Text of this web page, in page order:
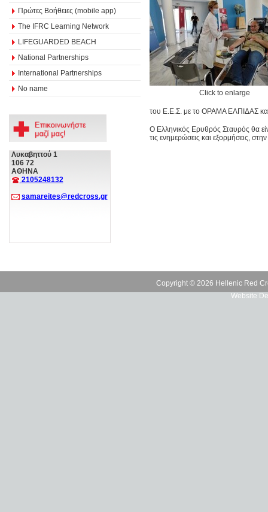
Πρώτες Βοήθειες (mobile app)
The IFRC Learning Network
LIFEGUARDED BEACH
National Partnerships
International Partnerships
No name
Λυκαβηττού 1
106 72
ΑΘΗΝΑ
2105248132
samareites@redcross.gr
Click to enlarge
του Ε.Ε.Σ. με το ΟΡΑΜΑ ΕΛΠΙΔΑΣ
Ο Ελληνικός Ερυθρός Σταυρός θα
τις ενημερώσεις και εξορμήσεις,
Copyright © 2026 Hellenic Red
Website